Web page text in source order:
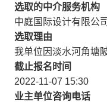
选取的中介服务机构
中庭国际设计有限公
选取理由
我单位因淡水河角塘
截止报名时间
2022-11-07 15:30
业主单位咨询电话